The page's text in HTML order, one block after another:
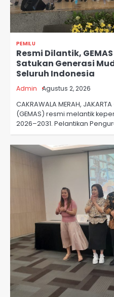
PEMILU
Resmi Dilantik,
Satukan Generasi
Seluruh Indonesia
Admin Agustus 2, 2026
CAKRAWALA MERAH,
(GEMAS) resmi melantik
2026–2031. Pelantikan